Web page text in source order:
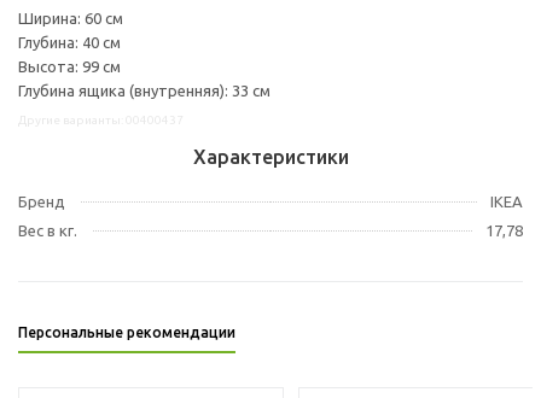
Ширина: 60 см
Глубина: 40 см
Высота: 99 см
Глубина ящика (внутренняя): 33 см
Характеристики
Бренд
IKEA
Вес в кг.
17,78
Персональные рекомендации